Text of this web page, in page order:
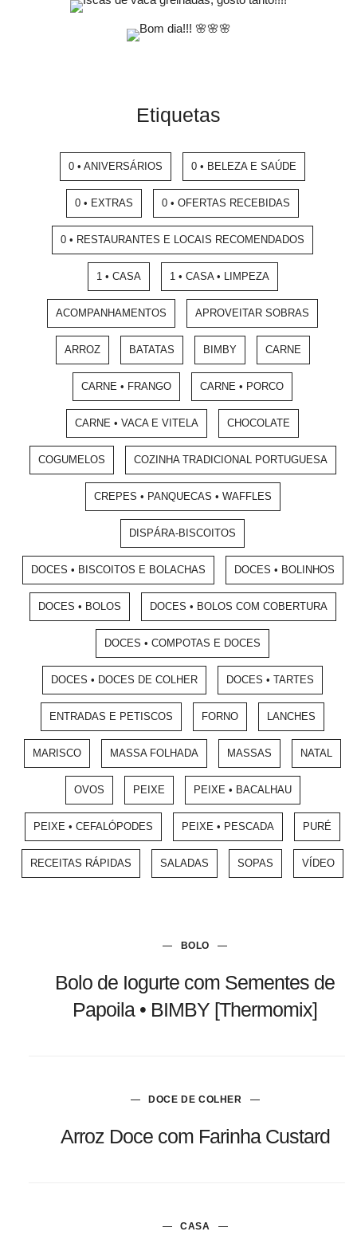
Etiquetas
0 • ANIVERSÁRIOS 0 • BELEZA E SAÚDE
0 • EXTRAS 0 • OFERTAS RECEBIDAS
0 • RESTAURANTES E LOCAIS RECOMENDADOS
1 • CASA 1 • CASA • LIMPEZA
ACOMPANHAMENTOS APROVEITAR SOBRAS
ARROZ BATATAS BIMBY CARNE
CARNE • FRANGO CARNE • PORCO
CARNE • VACA E VITELA CHOCOLATE
COGUMELOS COZINHA TRADICIONAL PORTUGUESA
CREPES • PANQUECAS • WAFFLES
DISPÁRA-BISCOITOS
DOCES • BISCOITOS E BOLACHAS DOCES • BOLINHOS
DOCES • BOLOS DOCES • BOLOS COM COBERTURA
DOCES • COMPOTAS E DOCES
DOCES • DOCES DE COLHER DOCES • TARTES
ENTRADAS E PETISCOS FORNO LANCHES
MARISCO MASSA FOLHADA MASSAS NATAL
OVOS PEIXE PEIXE • BACALHAU
PEIXE • CEFALÓPODES PEIXE • PESCADA PURÉ
RECEITAS RÁPIDAS SALADAS SOPAS VÍDEO
BOLO
Bolo de Iogurte com Sementes de
Papoila • BIMBY [Thermomix]
DOCE DE COLHER
Arroz Doce com Farinha Custard
CASA